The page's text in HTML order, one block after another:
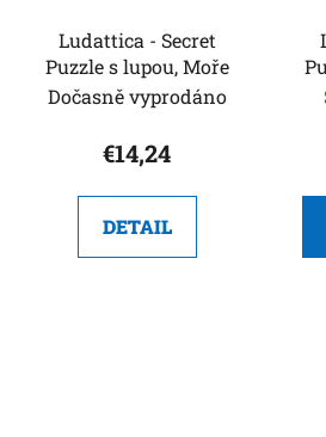
Ludattica - Secret
Puzzle s lupou, Moře
Dočasně vyprodáno
€14,24
DETAIL